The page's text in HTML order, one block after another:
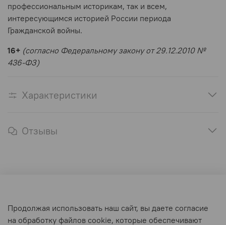
профессиональным историкам, так и всем,
интересующимся историей России периода
Гражданской войны.
16+ (согласно Федеральному закону от 29.12.2010 №
436-ФЗ)
Характеристики
Отзывы
Пользовательское соглашение
Продолжая использовать наш сайт, вы даете согласие
на обработку файлов cookie, которые обеспечивают